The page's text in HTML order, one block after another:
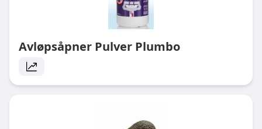
Avløpsåpner Pulver Plumbo